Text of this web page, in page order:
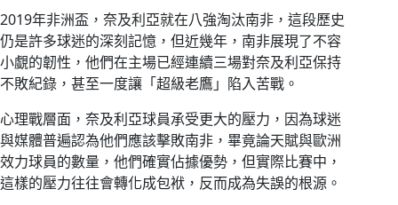
2019年非洲盃，奈及利亞就在八強淘汰南非，這段歷史
仍是許多球迷的深刻記憶，但近幾年，南非展現了不容
小覷的韌性，他們在主場已經連續三場對奈及利亞保持
不敗紀錄，甚至一度讓「超級老鷹」陷入苦戰。
心理戰層面，奈及利亞球員承受更大的壓力，因為球迷
與媒體普遍認為他們應該擊敗南非，畢竟論天賦與歐洲
效力球員的數量，他們確實佔據優勢，但實際比賽中，
這樣的壓力往往會轉化成包袱，反而成為失誤的根源。